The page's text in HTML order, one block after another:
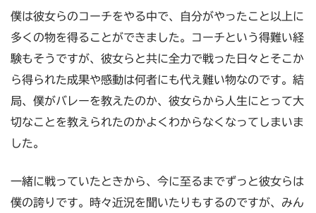
僕は彼女らのコーチをやる中で、自分がやったこと以上に
多くの物を得ることができました。コーチという得難い経
験もそうですが、彼女らと共に全力で戦った日々とそこか
ら得られた成果や感動は何者にも代え難い物なのです。結
局、僕がバレーを教えたのか、彼女らから人生にとって大
切なことを教えられたのかよくわからなくなってしまいま
した。
一緒に戦っていたときから、今に至るまでずっと彼女らは
僕の誇りです。時々近況を聞いたりもするのですが、みん